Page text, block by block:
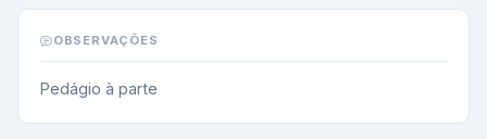
OBSERVAÇÕES
Pedágio à parte